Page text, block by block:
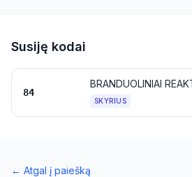
Susiję kodai
84
SKYRIUS
← Atgal į paiešką